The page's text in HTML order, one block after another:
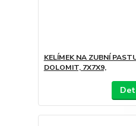
KELÍMEK NA ZUBNÍ
DOLOMIT, 7X7X9,